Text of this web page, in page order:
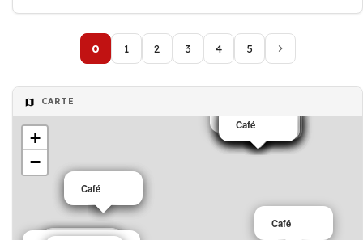
0 1 2 3 4 5
CARTE
Café
Café
Restaurant
Café
Café
Café
Café
Café
Café
Café
Café
Café
Café
Café
+
−